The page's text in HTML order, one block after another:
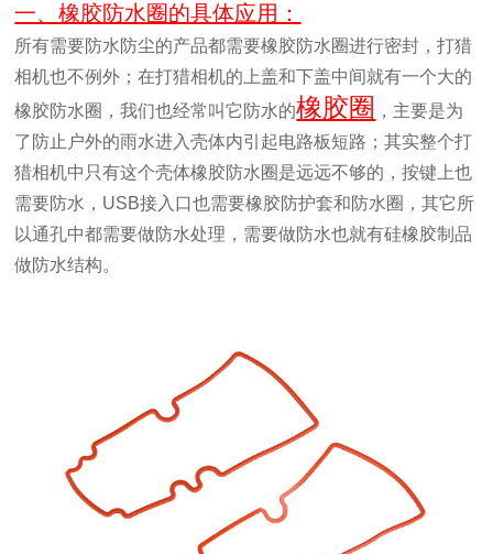
一、橡胶防水圈的具体应用：
所有需要防水防尘的产品都需要橡胶防水圈进行密封，打猎
相机也不例外；在打猎相机的上盖和下盖中间就有一个大的
橡胶防水圈，我们也经常叫它防水的橡胶圈
，主要是为
了防止户外的雨水进入壳体内引起电路板短路；其实整个打
猎相机中只有这个壳体橡胶防水圈是远远不够的，按键上也
需要防水，USB接入口也需要橡胶防护套和防水圈，其它所
以通孔中都需要做防水处理，需要做防水也就有硅橡胶制品
做防水结构。